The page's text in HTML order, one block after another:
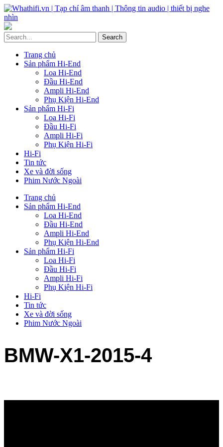
Trang chủ
Sản phẩm Hi-End
Loa Hi-End
Đầu Hi-End
Ampli Hi-End
Phụ Kiện Hi-End
Sản phẩm Hi-Fi
Loa Hi-Fi
Đầu Hi-Fi
Ampli Hi-Fi
Phụ Kiện Hi-Fi
Hi-Fi
Tin tức
Xe và đời sống
Phim Nước Ngoài
Trang chủ
Sản phẩm Hi-End
Loa Hi-End
Đầu Hi-End
Ampli Hi-End
Phụ Kiện Hi-End
Sản phẩm Hi-Fi
Loa Hi-Fi
Đầu Hi-Fi
Ampli Hi-Fi
Phụ Kiện Hi-Fi
Hi-Fi
Tin tức
Xe và đời sống
Phim Nước Ngoài
BMW-X1-2015-4